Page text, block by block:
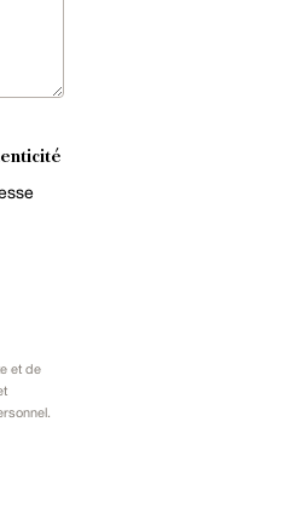
et de
.